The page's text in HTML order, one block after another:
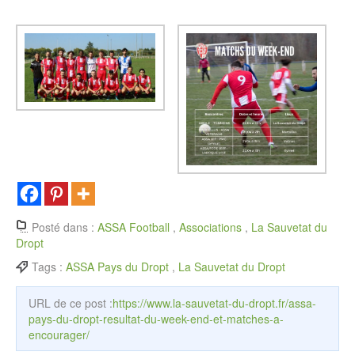
Posté dans : ASSA Football , Associations , La Sauvetat du
Dropt
Tags : ASSA Pays du Dropt , La Sauvetat du Dropt
URL de ce post :https://www.la-sauvetat-du-dropt.fr/assa-
pays-du-dropt-resultat-du-week-end-et-matches-a-
encourager/